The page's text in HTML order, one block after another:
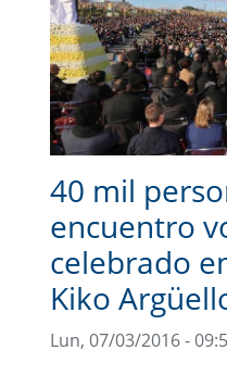
40 mil
encuentro
celebrado
Kiko
Lun, 07/03/2016 -